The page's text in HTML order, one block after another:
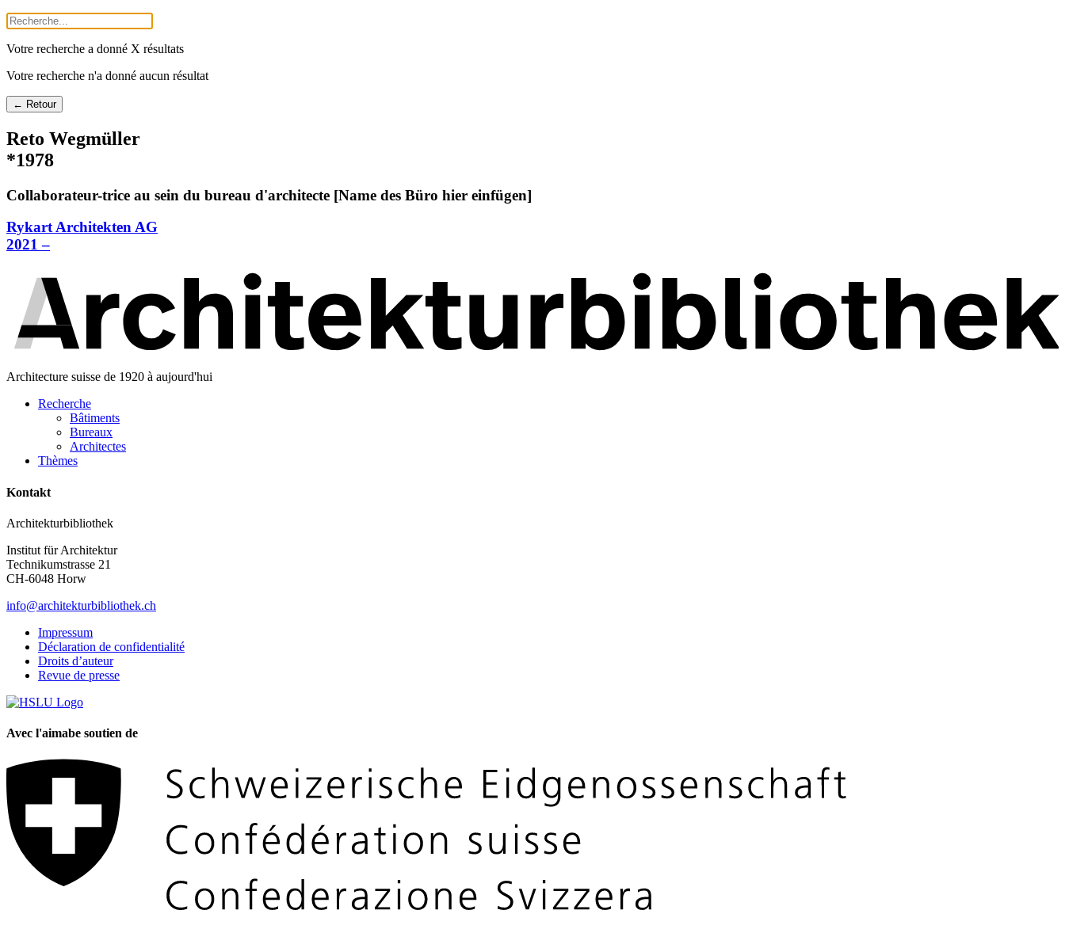
Votre recherche a donné X résultats
Votre recherche n'a donné aucun résultat
← Retour
Reto Wegmüller
*1978
Collaborateur-trice au sein du bureau d'architecte [Name des Büro hier einfügen]
Rykart Architekten AG
2021 –
Architecture suisse de 1920 à aujourd'hui
Recherche
Bâtiments
Bureaux
Architectes
Thèmes
Kontakt
Architekturbibliothek
Institut für Architektur
Technikumstrasse 21
CH-6048 Horw
info@architekturbibliothek.ch
Impressum
Déclaration de confidentialité
Droits d’auteur
Revue de presse
Avec l'aimabe soutien de